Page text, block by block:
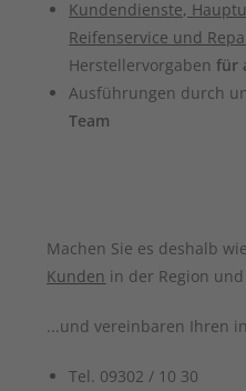
Kundendienste,
Reifenservice und
Herstellervorgabenfür
Ausführungen durch
Team
Machen Sie es deshalb wie
Kunden in der Region
...und vereinbaren Ihren
Tel. 09302 / 10 30